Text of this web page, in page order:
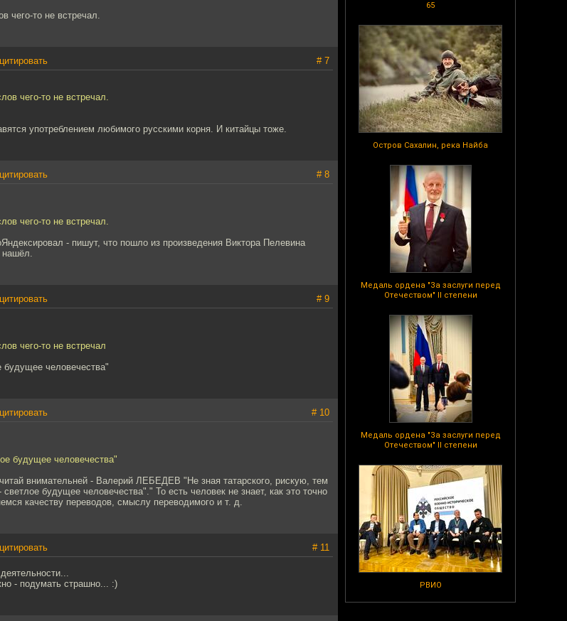
65
Остров Сахалин, река Найба
Медаль ордена "За заслуги перед
Отечеством" II степени
Медаль ордена "За заслуги перед
Отечеством" II степени
РВИО
чего-то не встречал.
цитировать # 7
чего-то не встречал.
употреблением любимого русскими корня. И китайцы тоже.
цитировать # 8
чего-то не встречал.
- пишут, что пошло из произведения Виктора Пелевина
нашёл.
цитировать # 9
чего-то не встречал
будущее человечества"
цитировать # 10
будущее человечества"
внимательней - Валерий ЛЕБЕДЕВ "Не зная татарского, рискую, тем
будущее человечества"." То есть человек не знает, как это точно
качеству переводов, смыслу переводимого и т. д.
цитировать # 11
- подумать страшно... :)